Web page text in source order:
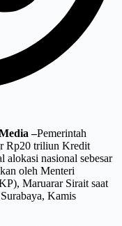
–Pemerintah
Rp20 triliun Kredit
nasional sebesar
oleh Menteri
Maruarar Sirait saat
Kamis